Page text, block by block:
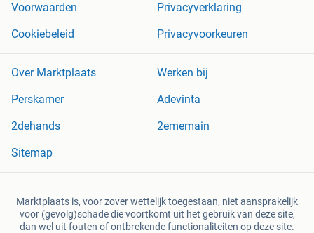
Voorwaarden
Privacyverklaring
Cookiebeleid
Privacyvoorkeuren
Over Marktplaats
Werken bij
Perskamer
Adevinta
2dehands
2ememain
Sitemap
Marktplaats is, voor zover wettelijk toegestaan, niet aansprakelijk
voor (gevolg)schade die voortkomt uit het gebruik van deze site,
dan wel uit fouten of ontbrekende functionaliteiten op deze site.